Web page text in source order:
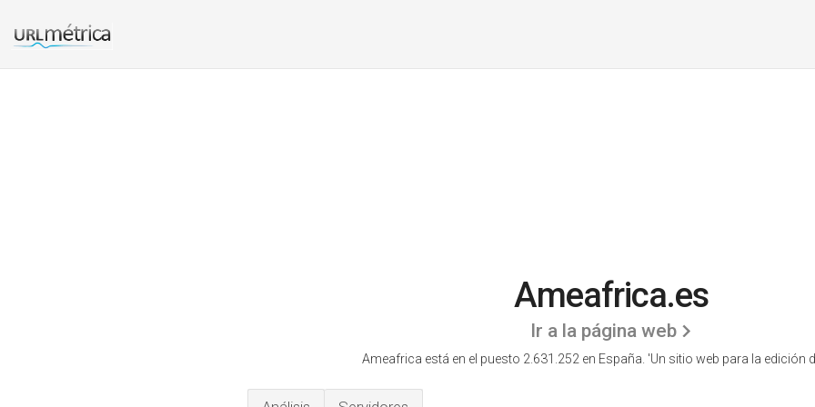
Ameafrica.es
Ir a la página web
Ameafrica está en el puesto 2.631.252 en España. 'Un sitio web para la edición